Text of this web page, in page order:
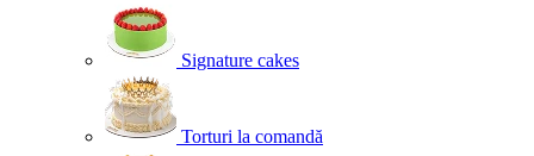
Signature cakes
Torturi la comandă